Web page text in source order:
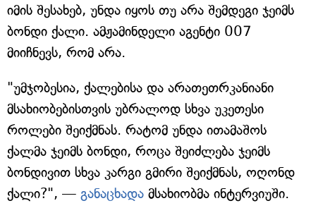
იმის შესახებ, უნდა იყოს თუ არა შემდეგი ჯეიმს
ბონდი ქალი. ამჟამინდელი აგენტი 007
მიიჩნევს, რომ არა.
"უმჯობესია, ქალებისა და არათეთრკანიანი
მსახიობებისთვის უბრალოდ სხვა უკეთესი
როლები შეიქმნას. რატომ უნდა ითამაშოს
ქალმა ჯეიმს ბონდი, როცა შეიძლება ჯეიმს
ბონდივით სხვა კარგი გმირი შეიქმნას, ოღონდ
ქალი?", — განაცხადა მსახიობმა ინტერვიუში.